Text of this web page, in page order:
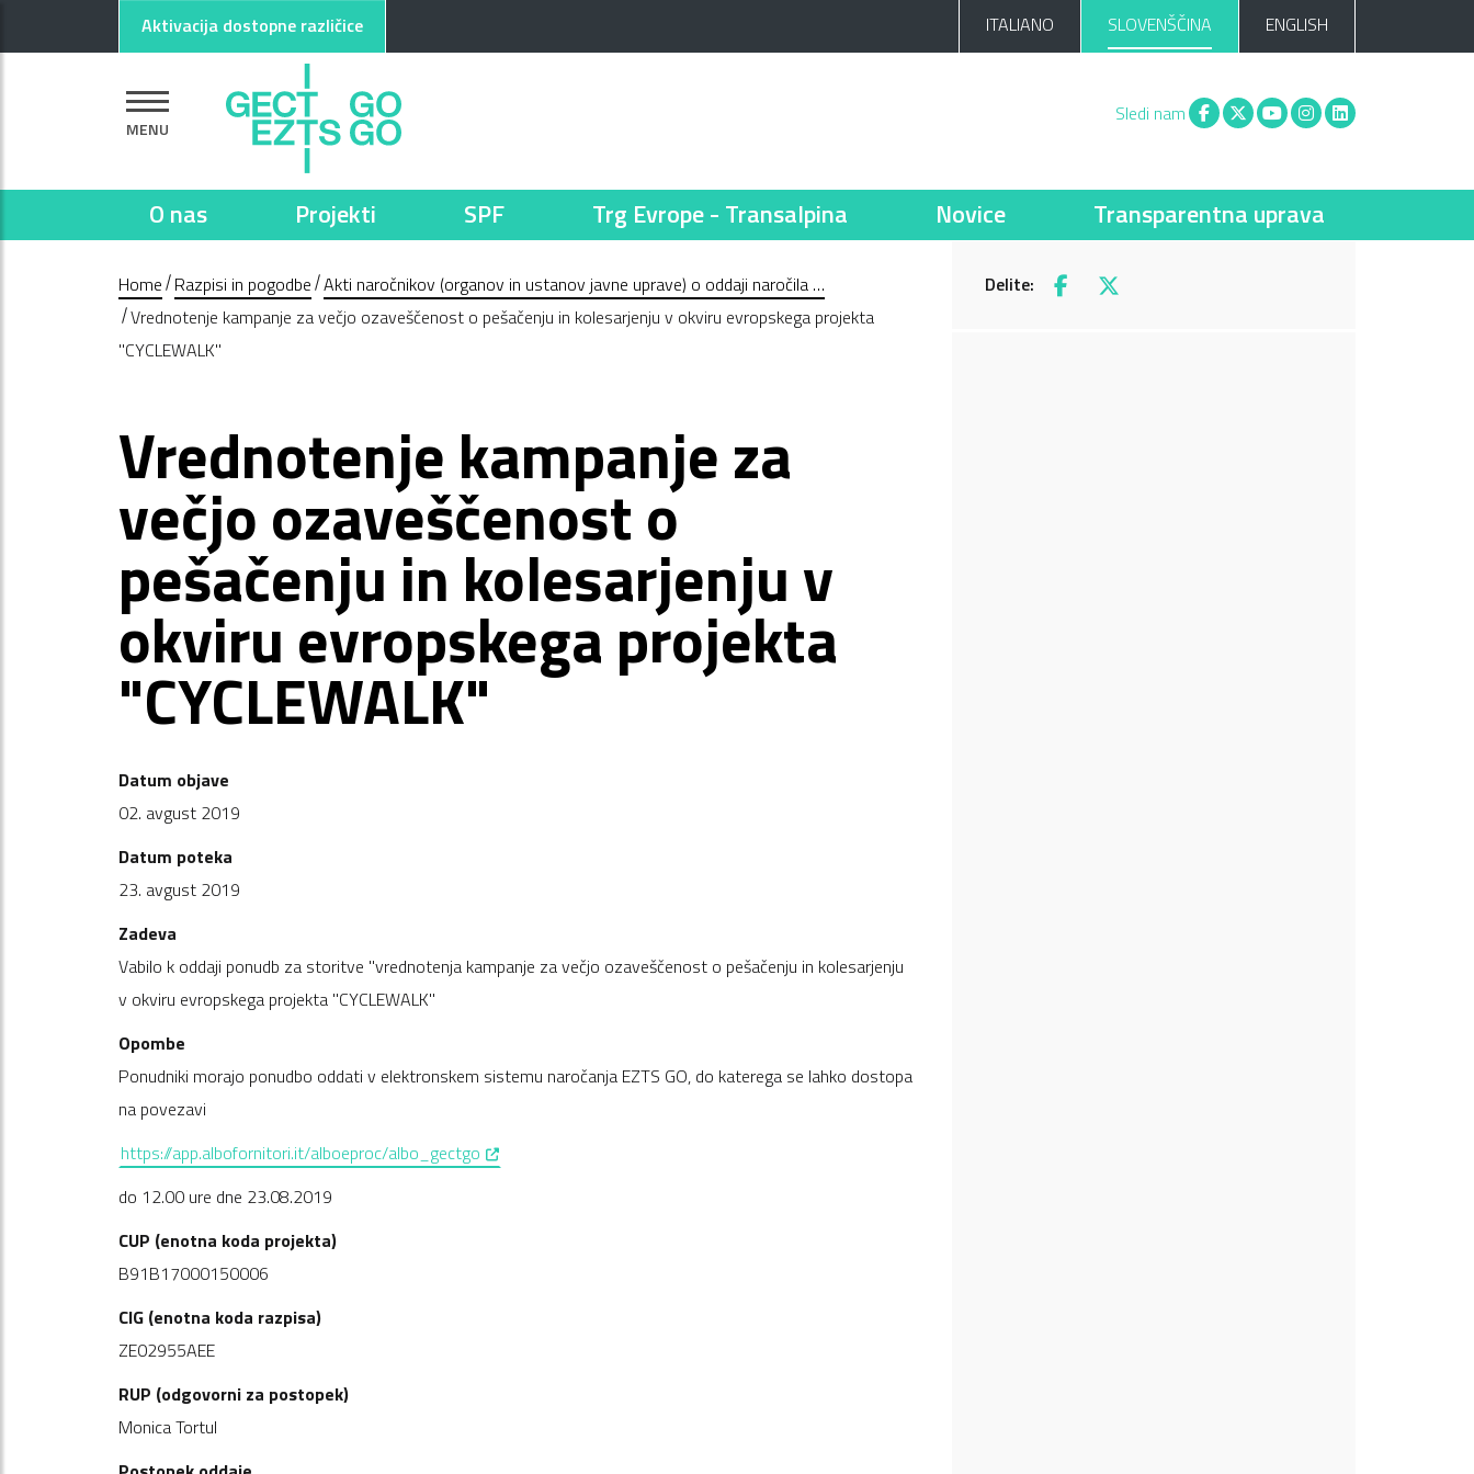
Aktivacija dostopne različice ITALIANO SLOVENŠČINA ENGLISH
MENU
Sledi nam Facebook
X You tubeInstagram
Linkedin
O nas Projekti SPF Trg Evrope - Transalpina Novice Transparentna uprava
Home Razpisi in pogodbe Akti naročnikov (organov in ustanov javne uprave) o oddaji naročila …
Vrednotenje kampanje za večjo ozaveščenost o pešačenju in kolesarjenju v okviru evropskega projekta
"CYCLEWALK"
Delite: Facebook
X
Vrednotenje kampanje za
večjo ozaveščenost o
pešačenju in kolesarjenju v
okviru evropskega projekta
"CYCLEWALK"
Datum objave
02. avgust 2019
Datum poteka
23. avgust 2019
Zadeva
Vabilo k oddaji ponudb za storitve "vrednotenja kampanje za večjo ozaveščenost o pešačenju in kolesarjenju
v okviru evropskega projekta "CYCLEWALK"
Opombe
Ponudniki morajo ponudbo oddati v elektronskem sistemu naročanja EZTS GO, do katerega se lahko dostopa
na povezavi
https://app.albofornitori.it/alboeproc/albo_gectgo , opens in a new window
do 12.00 ure dne 23.08.2019
CUP (enotna koda projekta)
B91B17000150006
CIG (enotna koda razpisa)
ZE02955AEE
RUP (odgovorni za postopek)
Monica Tortul